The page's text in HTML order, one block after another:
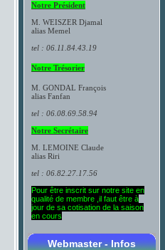
Notre Président
M. WEISZER Djamal
alias Memel
tel : 06.11.84.43.19
Notre Trésorier
M. GONDAL François
​alias Fanfan
tel : 06.08.69.58.94
Notre Secrétaire
M. LEMOINE Claude
alias Riri
tel : 06.82.27.17.56
Pour être inscrit sur notre site en
qualité de membre ,il faut être à
jour de sa cotisation de la saison
en cours
Webmaster - Infos